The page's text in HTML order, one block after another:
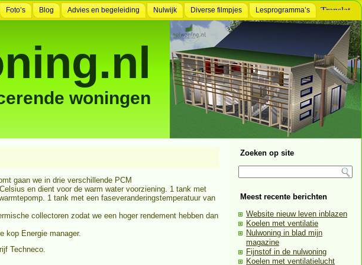
Foto’s Blog Advies en begeleiding Nulwijk Diverse filmpjes Lesprogramma’s
woningen
gaan we in drie verschillende PCM
en dient voor de warm water voorziening. 1 tank met
1 tank met een faseveranderingstemperatuur van
collectoren zodat we een hoger rendement hebben dan
kop Energie manager.
Techneco.
Zoeken op site
Meest recente berichten
Website nieuw leven inblazen
Koelen met ventilatie
Nulwoning in blad mijn
magazine
Fijnstof in de nulwoning
Koelen met ventilatielucht